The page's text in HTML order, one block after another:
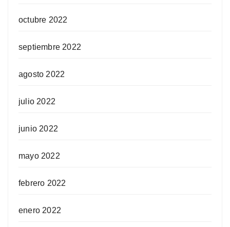
octubre 2022
septiembre 2022
agosto 2022
julio 2022
junio 2022
mayo 2022
febrero 2022
enero 2022